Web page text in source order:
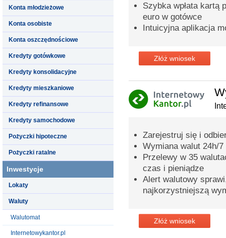
Konta młodzieżowe
Konta osobiste
Konta oszczędnościowe
Kredyty gotówkowe
Kredyty konsolidacyjne
Kredyty mieszkaniowe
Kredyty refinansowe
Kredyty samochodowe
Pożyczki hipoteczne
Pożyczki ratalne
Inwestycje
Lokaty
Waluty
Walutomat
Internetowykantor.pl
Szybka wpłata kartą
euro w gotówce
Intuicyjna aplikacja
Złóż wniosek
Zarejestruj się i
Wymiana walut 24h/
Przelewy w 35
czas i pieniądze
Alert walutowy
najkorzystniejszą
Złóż wniosek